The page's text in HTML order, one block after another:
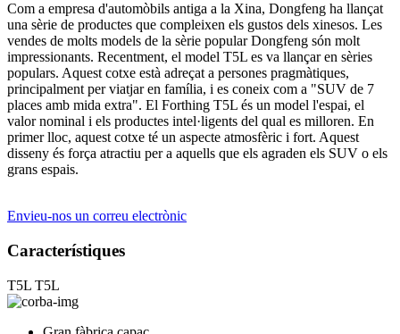
Com a empresa d'automòbils antiga a la Xina, Dongfeng ha llançat
una sèrie de productes que compleixen els gustos dels xinesos. Les
vendes de molts models de la sèrie popular Dongfeng són molt
impressionants. Recentment, el model T5L es va llançar en sèries
populars. Aquest cotxe està adreçat a persones pragmàtiques,
principalment per viatjar en família, i es coneix com a "SUV de 7
places amb mida extra". El Forthing T5L és un model l'espai, el
valor nominal i els productes intel·ligents del qual es milloren. En
primer lloc, aquest cotxe té un aspecte atmosfèric i fort. Aquest
disseny és força atractiu per a aquells que els agraden els SUV o els
grans espais.
Envieu-nos un correu electrònic
Característiques
T5L T5L